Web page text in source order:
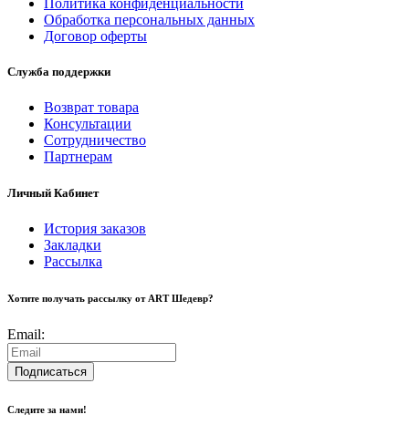
Политика конфиденциальности
Обработка персональных данных
Договор оферты
Служба поддержки
Возврат товара
Консультации
Сотрудничество
Партнерам
Личный Кабинет
История заказов
Закладки
Рассылка
Хотите получать рассылку от ART Шедевр?
Email:
Подписаться
Следите за нами!